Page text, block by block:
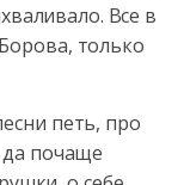
Все в
только
петь, про
почаще